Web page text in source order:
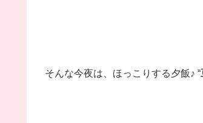
そんな今夜は、ほっこりする夕飯♪ “